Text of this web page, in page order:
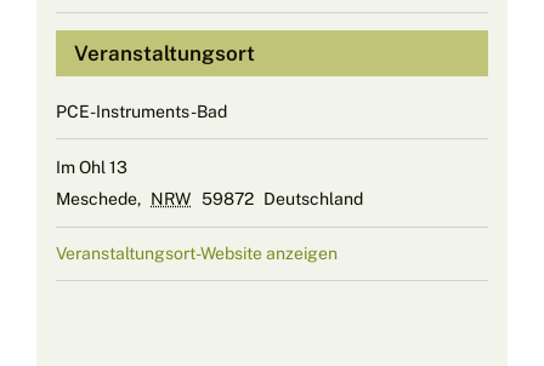
Veranstaltungsort
PCE-Instruments-Bad
Im Ohl 13
Meschede, NRW 59872 Deutschland
Veranstaltungsort-Website anzeigen